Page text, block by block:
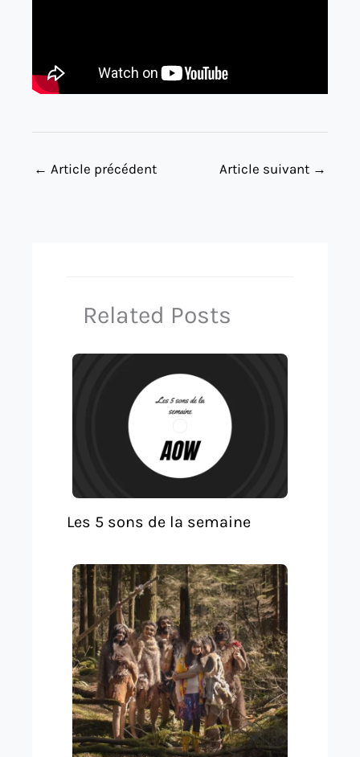
← Article précédent Article suivant →
Related Posts
Les 5 sons de la semaine